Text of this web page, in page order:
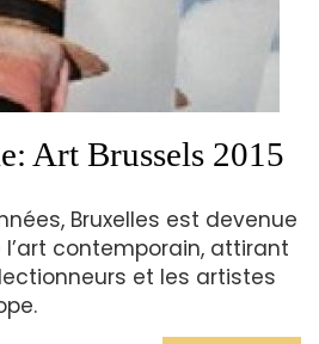
Art Brussels 2015
Bruxelles est devenue
contemporain, attirant
et les artistes